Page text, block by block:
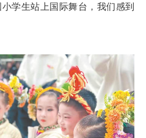
学生站上国际舞台，我们感到